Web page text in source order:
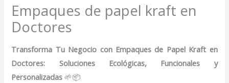
Empaques de papel kraft en
Doctores
Transforma Tu Negocio con Empaques de Papel Kraft en
Doctores: Soluciones Ecológicas, Funcionales y
Personalizadas 🌱📦